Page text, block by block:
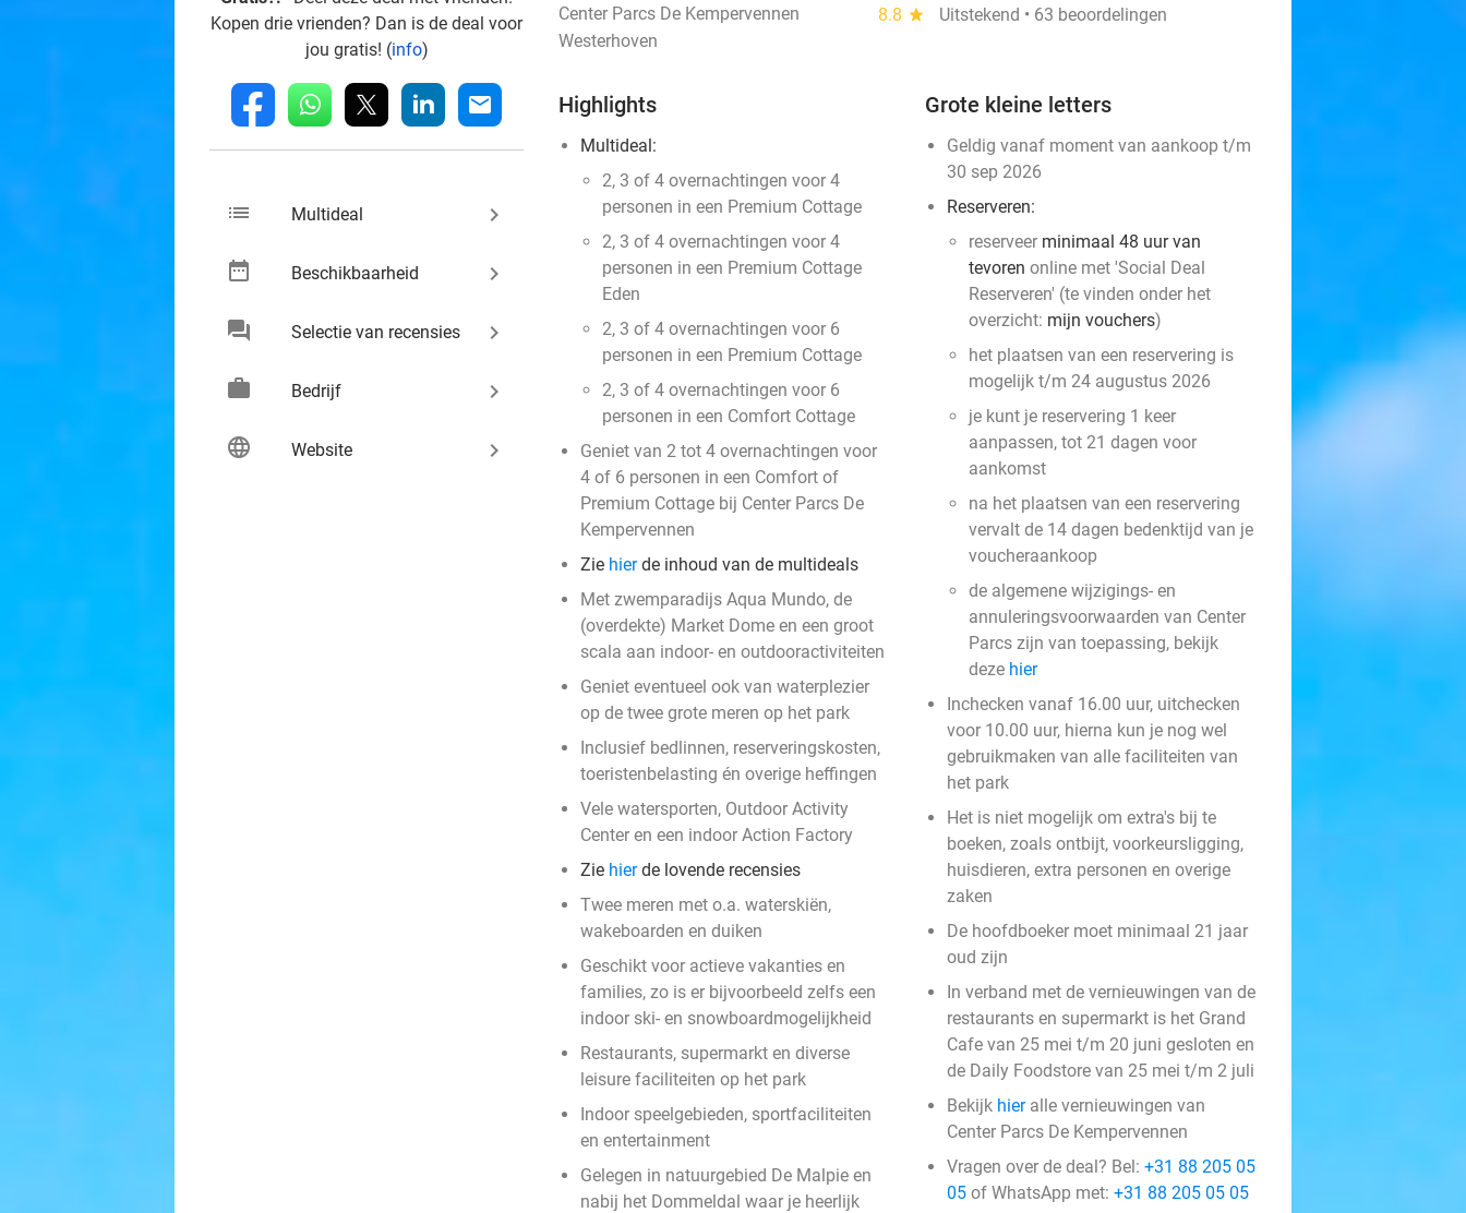
Kopen drie vrienden? Dan is de deal voor
jou gratis! (info)
fb whatsapp linkedin mail
list Multideal keyboard_arrow_right
date_range Beschikbaarheid keyboard_arrow_right
chat Selectie van recensies keyboard_arrow_right
work Bedrijf keyboard_arrow_right
language Website keyboard_arrow_right
Center Parcs De Kempervennen 8.8 star
Uitstekend • 63 beoordelingen
Westerhoven
Highlights
Multideal:
2, 3 of 4 overnachtingen voor 4
personen in een Premium Cottage
2, 3 of 4 overnachtingen voor 4
personen in een Premium Cottage
Eden
2, 3 of 4 overnachtingen voor 6
personen in een Premium Cottage
2, 3 of 4 overnachtingen voor 6
personen in een Comfort Cottage
Geniet van 2 tot 4 overnachtingen voor
4 of 6 personen in een Comfort of
Premium Cottage bij Center Parcs De
Kempervennen
Zie hierde inhoud van de multideals
Met zwemparadijs Aqua Mundo, de
(overdekte) Market Dome en een groot
scala aan indoor- en outdooractiviteiten
Geniet eventueel ook van waterplezier
op de twee grote meren op het park
Inclusief bedlinnen, reserveringskosten,
toeristenbelasting én overige heffingen
Vele watersporten, Outdoor Activity
Center en een indoor Action Factory
Zie hierde lovende recensies
Twee meren met o.a. waterskiën,
wakeboarden en duiken
Geschikt voor actieve vakanties en
families, zo is er bijvoorbeeld zelfs een
indoor ski- en snowboardmogelijkheid
Restaurants, supermarkt en diverse
leisure faciliteiten op het park
Indoor speelgebieden, sportfaciliteiten
en entertainment
Gelegen in natuurgebied De Malpie en
nabij het Dommeldal waar je heerlijk
Grote kleine letters
Geldig vanaf moment van aankoop t/m
30 sep 2026
Reserveren:
reserveer minimaal 48 uur van
tevoren online met 'Social Deal
Reserveren' (te vinden onder het
overzicht: mijn vouchers)
het plaatsen van een reservering is
mogelijk t/m 24 augustus 2026
je kunt je reservering 1 keer
aanpassen, tot 21 dagen voor
aankomst
na het plaatsen van een reservering
vervalt de 14 dagen bedenktijd van je
voucheraankoop
de algemene wijzigings- en
annuleringsvoorwaarden van Center
Parcs zijn van toepassing, bekijk
deze hier
Inchecken vanaf 16.00 uur, uitchecken
voor 10.00 uur, hierna kun je nog wel
gebruikmaken van alle faciliteiten van
het park
Het is niet mogelijk om extra's bij te
boeken, zoals ontbijt, voorkeursligging,
huisdieren, extra personen en overige
zaken
De hoofdboeker moet minimaal 21 jaar
oud zijn
In verband met de vernieuwingen van de
restaurants en supermarkt is het Grand
Cafe van 25 mei t/m 20 juni gesloten en
de Daily Foodstore van 25 mei t/m 2 juli
Bekijk hieralle vernieuwingen van
Center Parcs De Kempervennen
Vragen over de deal? Bel: +31 88 205 05
05 of WhatsApp met: +31 88 205 05 05